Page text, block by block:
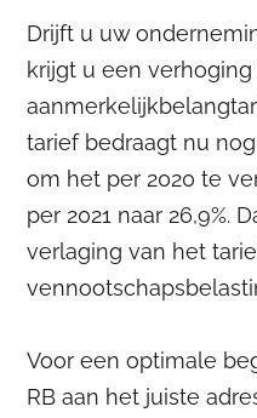
Drijft u uw
krijgt u een
tarief bedraagt nu
om het per 2020 te
per 2021 naar 26,9%.
verlaging van het
Voor een optimale
RB aan het juiste